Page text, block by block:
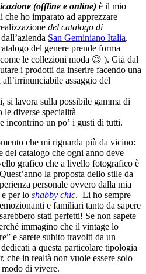
(offline e online) è il mio
ho imparato ad apprezzare
del catalogo di
San Geminiano Italia.
del genere prende forma
le collezioni moda 😉 ). Già dal
i prodotti da inserire facendo una
assaggio del
lavora sulla possibile gamma di
le diverse specialità
incontrino un po’ i gusti di tutti.
che mi riguarda più da vicino:
del catalogo che ogni anno deve
grafico che a livello fotografico è
la proposta dello stile da
personale ovvero dalla mia
e per lo shabby chic. Li ho sempre
e familiari tanto da sapere
stati perfetti! Se non sapete
immagino che il vintage lo
e sarete subito travolti da un
a questa particolare tipologia
che in realtà non vuole essere solo
di vivere.